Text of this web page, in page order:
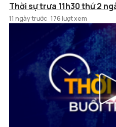
Thời sự trưa 11h30 thứ 2
11 ngày trước 176 lượt xem